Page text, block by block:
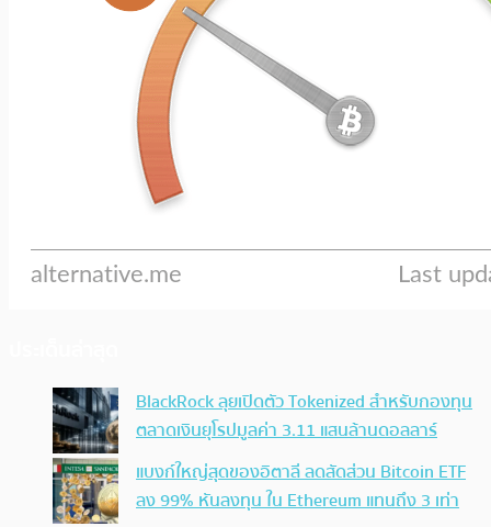
BlackRock ลุยเปิดตัว Tokenized สำหรับกองทุน
ตลาดเงินยุโรปมูลค่า 3.11 แสนล้านดอลลาร์
แบงก์ใหญ่สุดของอิตาลี ลดสัดส่วน Bitcoin ETF
ลง 99% หันลงทุน ใน Ethereum แทนถึง 3 เท่า